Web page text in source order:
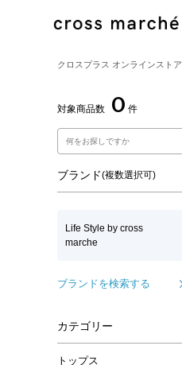
クロスプラス オンラインストア
対象商品数 0 件
ブランド(複数選択可)
Life Style by cross
marche
ブランドを検索する
カテゴリー
トップス